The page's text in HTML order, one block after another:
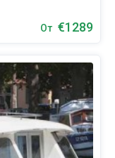
От €1289